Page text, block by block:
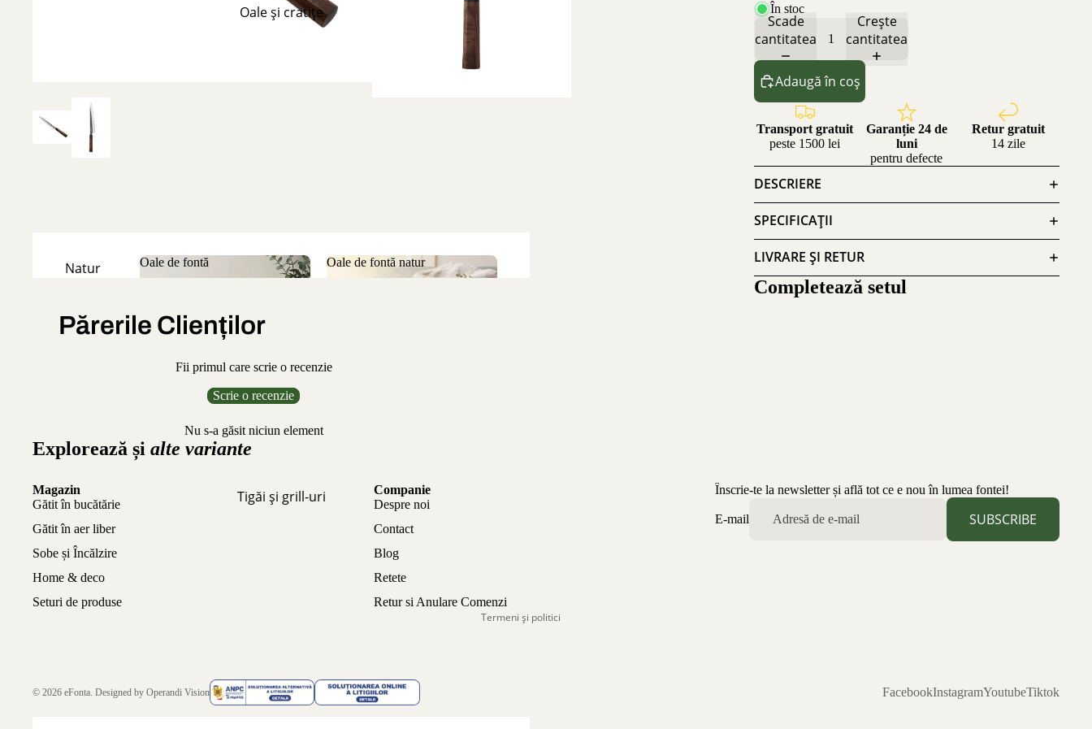
Oale și cratițe
Natur
Oale de fontă
Oale de fontă natur
Tigăi și grill-uri
În stoc
Scade
cantitatea
Crește
cantitatea
Adaugă în coș
Transport gratuit
peste 1500 lei
Garanție 24 de
luni
pentru defecte
Retur gratuit
14 zile
DESCRIERE
SPECIFICAȚII
LIVRARE ȘI RETUR
Completează setul
Părerile Clienților
Fii primul care scrie o recenzie
Scrie o recenzie
Nu s-a găsit niciun element
Explorează și alte variante
Magazin
Gătit în bucătărie
Gătit în aer liber
Sobe și Încălzire
Home & deco
Seturi de produse
Companie
Despre noi
Contact
Blog
Retete
Retur si Anulare Comenzi
Înscrie-te la newsletter și află tot ce e nou în lumea fontei!
E-mail SUBSCRIBE
© 2026 eFonta. Designed by Operandi Vision
Termeni și politici
FacebookInstagramYoutubeTiktok